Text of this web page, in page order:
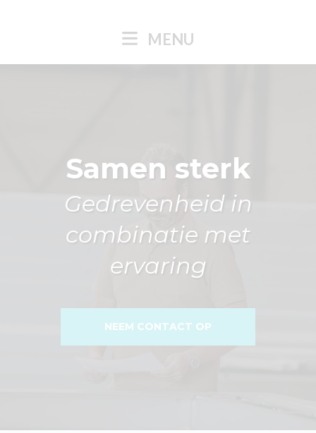
MENU
Samen sterk
Gedrevenheid in
combinatie met
ervaring
NEEM CONTACT OP